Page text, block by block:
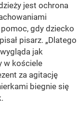
jest ochrona
gdy dziecko
pisarz. „Dlatego
jak
w kościele
za agitację
biegnie się